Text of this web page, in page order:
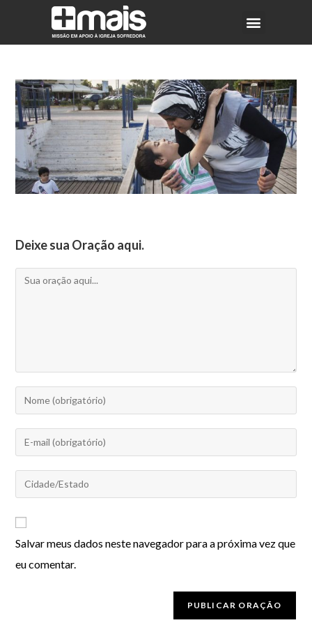
Deixe sua Oração aqui.
Salvar meus dados neste navegador para a próxima vez que
eu comentar.